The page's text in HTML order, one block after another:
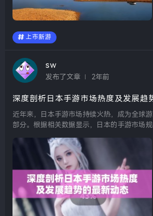
上市新游
sw
发布了文章 2年前
深度剖析日本手游市场热度及发展趋
近年来，日本手游市场持续火热，成为全球
部分。根据相关数据显示，日本的手游市场规
网络基础设施的完善，更是文化因素与消费习